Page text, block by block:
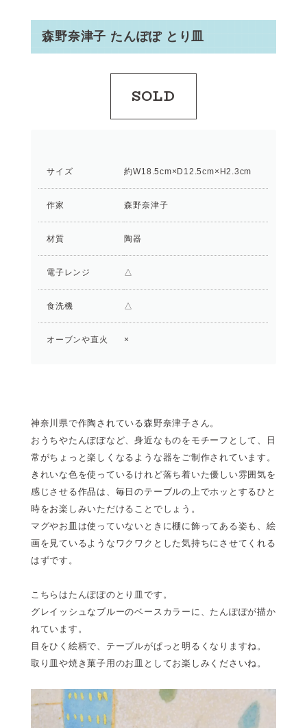
森野奈津子 たんぽぽ とり皿
SOLD
サイズ 約W18.5cm×D12.5cm×H2.3cm
作家 森野奈津子
材質 陶器
電子レンジ △
食洗機 △
オーブンや直火 ×
神奈川県で作陶されている森野奈津子さん。
おうちやたんぽぽなど、身近なものをモチーフとして、日
常がちょっと楽しくなるような器をご制作されています。
きれいな色を使っているけれど落ち着いた優しい雰囲気を
感じさせる作品は、毎日のテーブルの上でホッとするひと
時をお楽しみいただけることでしょう。
マグやお皿は使っていないときに棚に飾ってある姿も、絵
画を見ているようなワクワクとした気持ちにさせてくれる
はずです。
こちらはたんぽぽのとり皿です。
グレイッシュなブルーのベースカラーに、たんぽぽが描か
れています。
目をひく絵柄で、テーブルがぱっと明るくなりますね。
取り皿や焼き菓子用のお皿としてお楽しみくださいね。